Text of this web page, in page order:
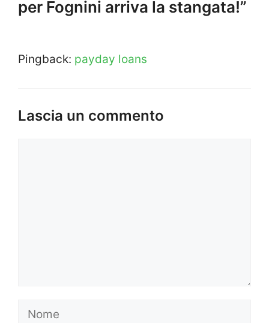
per Fognini arriva la stangata!”
Pingback: payday loans
Lascia un commento
Nome